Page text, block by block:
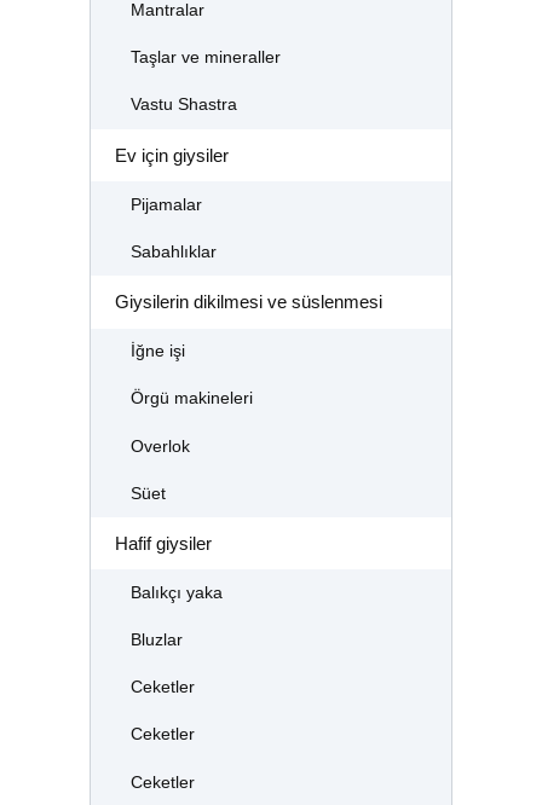
Mantralar
Taşlar ve mineraller
Vastu Shastra
Ev için giysiler
Pijamalar
Sabahlıklar
Giysilerin dikilmesi ve süslenmesi
İğne işi
Örgü makineleri
Overlok
Süet
Hafif giysiler
Balıkçı yaka
Bluzlar
Ceketler
Ceketler
Ceketler